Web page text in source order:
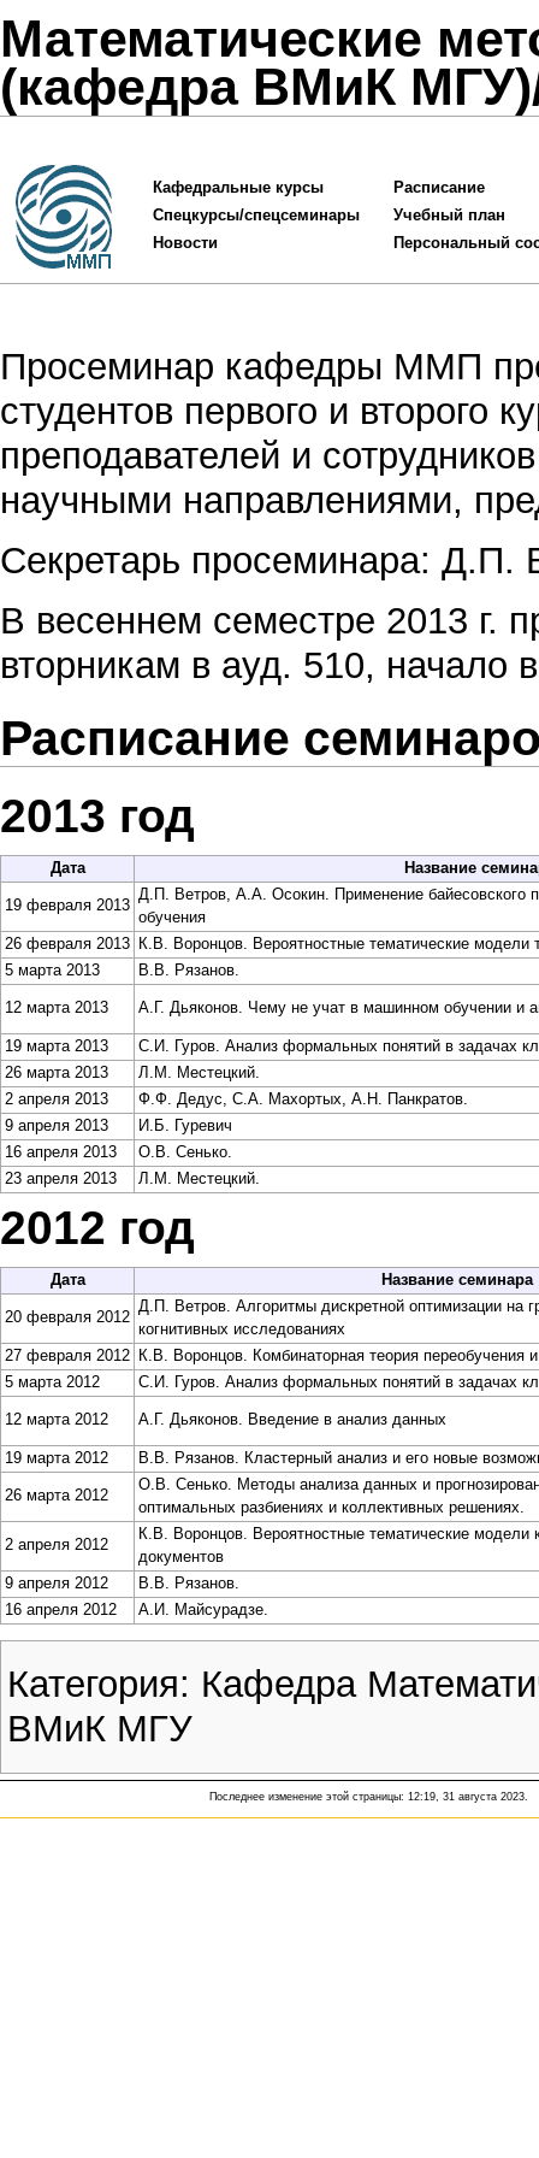
Математические
(кафедра ВМиК
Кафедральные курсы
Спецкурсы/спецсеминары
Новости
Расписание
Учебный план
Персональный
Просеминар кафедры ММП
студентов первого и второго
преподавателей и
научными направлениями,
Секретарь просеминара: Д.П.
В весеннем семестре 2013 г.
вторникам в ауд. 510, начало
Расписание
2013 год
Дата Название
19 февраля 2013
Д.П. Ветров, А.А. Осокин. Применение байесовского
обучения
26 февраля 2013
К.В. Воронцов. Вероятностные тематические модели
5 марта 2013
В.В. Рязанов.
12 марта 2013 А.Г. Дьяконов. Чему не учат в машинном обучении и
19 марта 2013 С.И. Гуров. Анализ формальных понятий в задачах
26 марта 2013
Л.М. Местецкий.
2 апреля 2013
Ф.Ф. Дедус, С.А. Махортых, А.Н. Панкратов.
9 апреля 2013
И.Б. Гуревич
16 апреля 2013
О.В. Сенько.
23 апреля 2013
Л.М. Местецкий.
2012 год
Дата Название семинара
20 февраля 2012
Д.П. Ветров. Алгоритмы дискретной оптимизации на
когнитивных исследованиях
27 февраля 2012
К.В. Воронцов. Комбинаторная теория переобучения
5 марта 2012
С.И. Гуров. Анализ формальных понятий в задачах
12 марта 2012 А.Г. Дьяконов. Введение в анализ данных
19 марта 2012 В.В. Рязанов. Кластерный анализ и его новые
26 марта 2012
О.В. Сенько. Методы анализа данных и
оптимальных разбиениях и коллективных решениях.
2 апреля 2012
К.В. Воронцов. Вероятностные тематические модели
документов
9 апреля 2012
В.В. Рязанов.
16 апреля 2012
А.И. Майсурадзе.
Категория: Кафедра
ВМиК МГУ
Последнее изменение этой страницы: 12:19, 31 августа 2023.